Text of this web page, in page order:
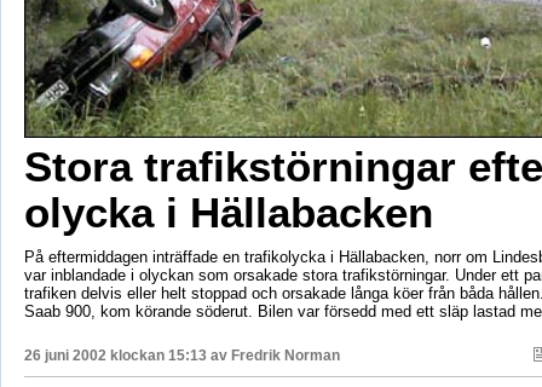
Stora trafikstörningar
olycka i Hällabacken
På eftermiddagen inträffade en trafikolycka i Hällabacken, norr om
var inblandade i olyckan som orsakade stora trafikstörningar. Under ett
trafiken delvis eller helt stoppad och orsakade långa köer från båda
Saab 900, kom körande söderut. Bilen var försedd med ett släp lastad
26 juni 2002 klockan 15:13 av Fredrik Norman